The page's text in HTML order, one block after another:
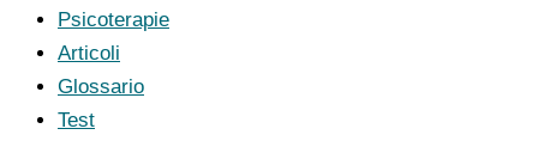
Psicoterapie
Articoli
Glossario
Test